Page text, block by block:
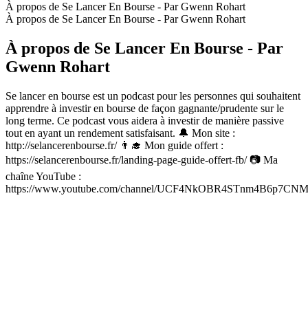
À propos de Se Lancer En Bourse - Par Gwenn Rohart
À propos de Se Lancer En Bourse - Par Gwenn Rohart
À propos de Se Lancer En Bourse - Par
Gwenn Rohart
Se lancer en bourse est un podcast pour les personnes qui souhaitent
apprendre à investir en bourse de façon gagnante/prudente sur le
long terme. Ce podcast vous aidera à investir de manière passive
tout en ayant un rendement satisfaisant. 🔔 Mon site :
http://selancerenbourse.fr/ 👨‍🎓 Mon guide offert :
https://selancerenbourse.fr/landing-page-guide-offert-fb/ 📷 Ma
chaîne YouTube :
https://www.youtube.com/channel/